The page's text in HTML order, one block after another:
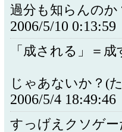
過分も知らんのか
2006/5/10 0:13:59
「成される」＝
じゃあないか？(
2006/5/4 18:49:46
すっげえクソゲー